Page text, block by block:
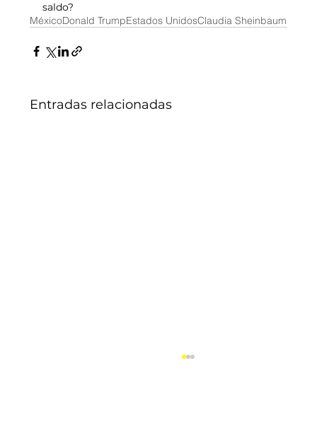
saldo?
MéxicoDonald TrumpEstados UnidosClaudia Sheinbaum
Entradas relacionadas